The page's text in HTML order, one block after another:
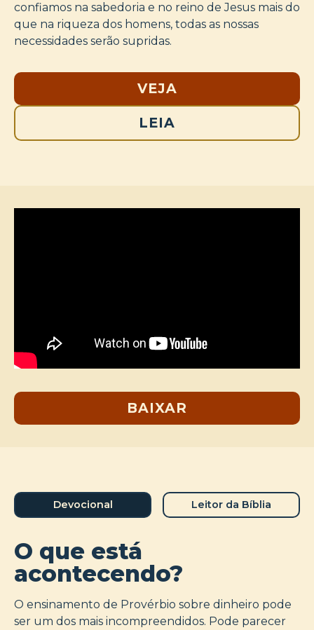
confiamos na sabedoria e no reino de Jesus mais do
que na riqueza dos homens, todas as nossas
necessidades serão supridas.
VEJA
LEIA
BAIXAR
Devocional Leitor da Bíblia
O que está
acontecendo?
O ensinamento de Provérbio sobre dinheiro pode
ser um dos mais incompreendidos. Pode parecer